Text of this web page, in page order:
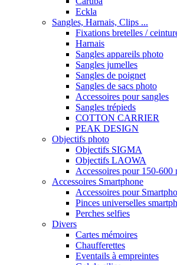
Eckla
Sangles, Harnais, Clips ...
Fixations bretelles /
Harnais
Sangles appareils photo
Sangles jumelles
Sangles de poignet
Sangles de sacs photo
Accessoires pour sangles
Sangles trépieds
COTTON CARRIER
PEAK DESIGN
Objectifs photo
Objectifs SIGMA
Objectifs LAOWA
Accessoires pour 150-600
Accessoires Smartphone
Accessoires pour
Pinces universelles
Perches selfies
Divers
Cartes mémoires
Chaufferettes
Eventails à empreintes